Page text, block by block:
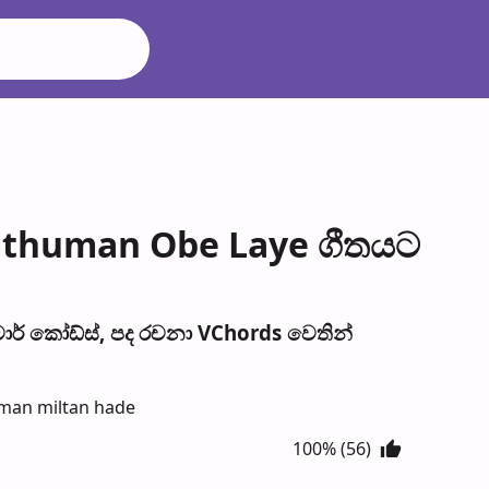
Obe Laye ගීතයට
කෝඩ්ස්, පද රච​නා VChords වෙති​න්
miltan hade
100% (56)